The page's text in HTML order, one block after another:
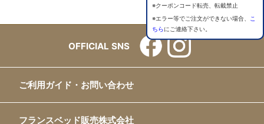
※クーポンコード転売、転載禁止
※エラー等でご注文ができない場合、
こ
ちらにご連絡下さい。
OFFICIAL SNS
ご利用ガイド・お問い合わせ
フランスベッド販売株式会社